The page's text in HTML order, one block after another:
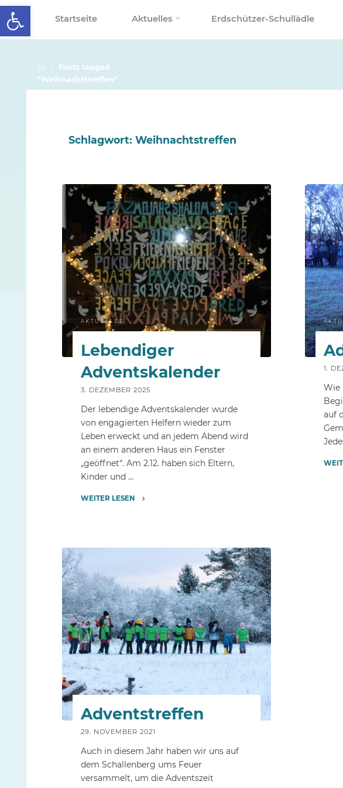
Werkzeugleiste öffnen
Skip
to
content
Startseite Aktuelles Erdschützer-Schullädle
HomePosts tagged
"Weihnachtstreffen"
Schlagwort: Weihnachtstreffen
AKTUELLES
Lebendiger
Adventskalender
3. DEZEMBER 2025
Der lebendige Adventskalender wurde
von engagierten Helfern wieder zum
Leben erweckt und an jedem Abend wird
an einem anderen Haus ein Fenster
„geöffnet“. Am 2.12. haben sich Eltern,
Kinder und …
WEITER LESEN
1.
Wie
auf
ARCHIV
Adventstreffen
29. NOVEMBER 2021
Auch in diesem Jahr haben wir uns auf
dem Schallenberg ums Feuer
versammelt, um die Adventszeit